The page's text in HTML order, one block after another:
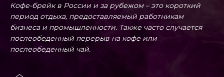
Кофе-брейк в России и за рубежом – это короткий
период отдыха, предоставляемый работникам
бизнеса и промышленности. Также часто случается
послеобеденный перерыв на кофе или
послеобеденный чай.